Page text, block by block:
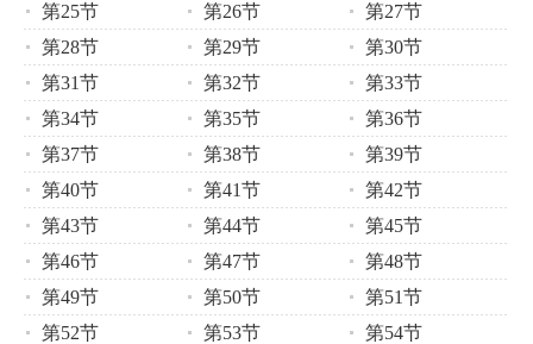
第25节 第26节
第27节
第28节
第29节
第30节
第31节
第32节
第33节
第34节
第35节
第36节
第37节
第38节
第39节
第40节
第41节
第42节
第43节
第44节
第45节
第46节
第47节
第48节
第49节
第50节
第51节
第52节
第53节
第54节